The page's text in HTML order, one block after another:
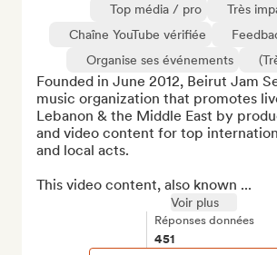
Top média / pro
Très
Chaîne YouTube vérifiée
Organise ses événements
Founded in June 2012, Beirut Jam
music organization that promotes
Lebanon & the Middle East by
and video content for top
and local acts.
This video content, also known ...
Voir plus
Réponses données
451